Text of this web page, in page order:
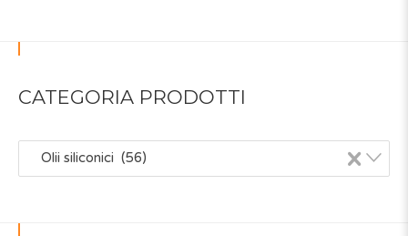
CATEGORIA PRODOTTI
×
Olii siliconici (56)